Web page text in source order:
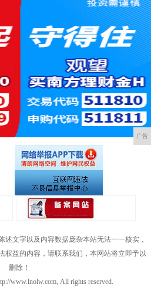
广告
述文字以及内容数据庞杂本站无法一一核实，
权益的内容，请联系我们，本网站将立即予以
删除！
www.lnolw.com, All rights reserved.